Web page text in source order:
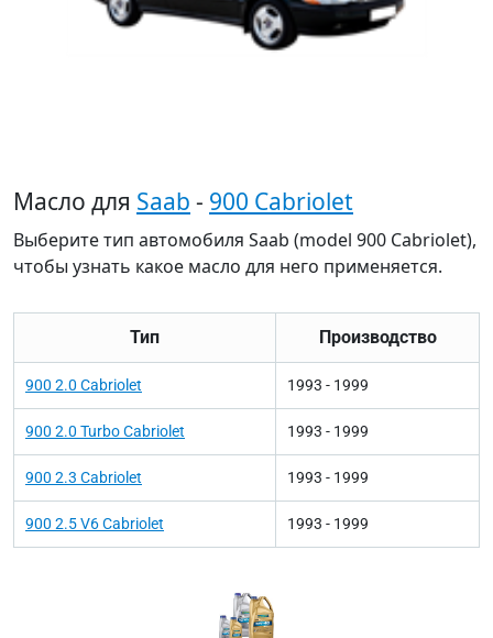
Масло для Saab - 900 Cabriolet
Выберите тип автомобиля Saab (model 900 Cabriolet),
чтобы узнать какое масло для него применяется.
Тип Производство
900 2.0 Cabriolet 1993 - 1999
900 2.0 Turbo Cabriolet 1993 - 1999
900 2.3 Cabriolet 1993 - 1999
900 2.5 V6 Cabriolet 1993 - 1999